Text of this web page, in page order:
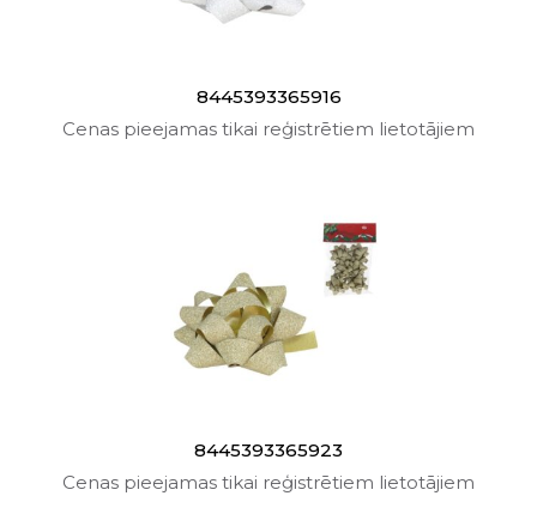
8445393365916
Cenas pieejamas tikai reģistrētiem lietotājiem
8445393365923
Cenas pieejamas tikai reģistrētiem lietotājiem